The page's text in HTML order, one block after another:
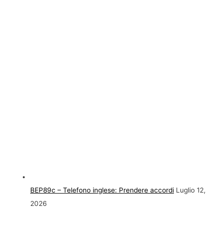
BEP89c – Telefono inglese: Prendere accordi Luglio 12,
2026